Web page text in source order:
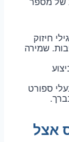
של מספר
חיזוק
שמירה
ספורט
אצל